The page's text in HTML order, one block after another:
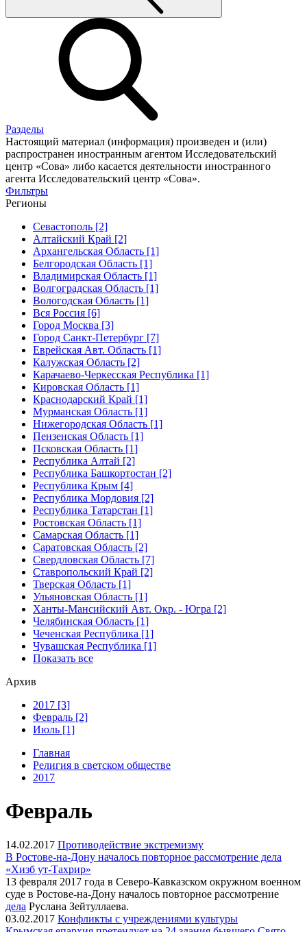
Разделы
Настоящий материал (информация) произведен и (или)
распространен иностранным агентом Исследовательский
центр «Сова» либо касается деятельности иностранного
агента Исследовательский центр «Сова».
Фильтры
Регионы
Севастополь [2]
Алтайский Край [2]
Архангельская Область [1]
Белгородская Область [1]
Владимирская Область [1]
Волгоградская Область [1]
Вологодская Область [1]
Вся Россия [6]
Город Москва [3]
Город Санкт-Петербург [7]
Еврейская Авт. Область [1]
Калужская Область [2]
Карачаево-Черкесская Республика [1]
Кировская Область [1]
Краснодарский Край [1]
Мурманская Область [1]
Нижегородская Область [1]
Пензенская Область [1]
Псковская Область [1]
Республика Алтай [2]
Республика Башкортостан [2]
Республика Крым [4]
Республика Мордовия [2]
Республика Татарстан [1]
Ростовская Область [1]
Самарская Область [1]
Саратовская Область [2]
Свердловская Область [7]
Ставропольский Край [2]
Тверская Область [1]
Ульяновская Область [1]
Ханты-Мансийский Авт. Окр. - Югра [2]
Челябинская Область [1]
Чеченская Республика [1]
Чувашская Республика [1]
Показать все
Архив
2017 [3]
Февраль [2]
Июль [1]
Главная
Религия в светском обществе
2017
Февраль
14.02.2017 Противодействие экстремизму
В Ростове-на-Дону началось повторное рассмотрение дела
«Хизб ут-Тахрир»
13 февраля 2017 года в Северо-Кавказском окружном военном
суде в Ростове-на-Дону началось повторное рассмотрение
дела Руслана Зейтуллаева.
03.02.2017 Конфликты с учреждениями культуры